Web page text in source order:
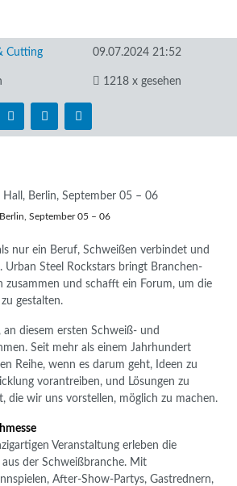
Cutting 09.07.2024 21:52
1218 x gesehen
September 05 – 06
nur ein Beruf, Schweißen verbindet und
Urban Steel Rockstars bringt Branchen-
zusammen und schafft ein Forum, um die
gestalten.
an diesem ersten Schweiß- und
Seit mehr als einem Jahrhundert
Reihe, wenn es darum geht, Ideen zu
vorantreiben, und Lösungen zu
die wir uns vorstellen, möglich zu machen.
Veranstaltung erleben die
aus der Schweißbranche. Mit
After-Show-Partys, Gastrednern,